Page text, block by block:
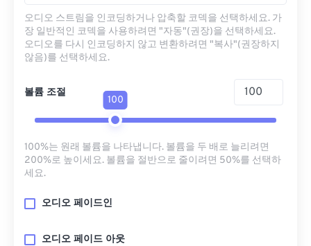
오디오 스트림을 인코딩하거나 압축할 코덱을 선택하세요. 가
장 일반적인 코덱을 사용하려면 "자동"(권장)을 선택하세요.
오디오를 다시 인코딩하지 않고 변환하려면 "복사"(권장하지
않음)를 선택하세요.
볼륨 조절
100
100%는 원래 볼륨을 나타냅니다. 볼륨을 두 배로 늘리려면
200%로 높이세요. 볼륨을 절반으로 줄이려면 50%를 선택하
세요.
오디오 페이드인
오디오 페이드 아웃